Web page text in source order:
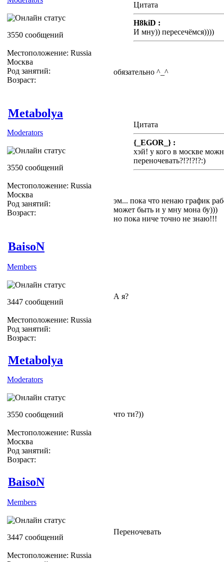
3550 сообщений
Местоположение: Russia
Москва
Род занятий:
Возраст:
Цитата
H8kiD :
И мну)) пересечёмся))))
обязательно ^_^
Metabolya
Moderators
3550 сообщений
Местоположение: Russia
Москва
Род занятий:
Возраст:
Цитата
{_EGOR_} :
хэй! у кого в москве
переночевать?!?!?!?:)
эм... пока что ненаю график
может быть и у мну мона бу)))
но пока ниче точно не знаю!!!
BaisoN
Members
3447 сообщений
Местоположение: Russia
Род занятий:
Возраст:
А я?
Metabolya
Moderators
3550 сообщений
Местоположение: Russia
Москва
Род занятий:
Возраст:
что ти?))
BaisoN
Members
3447 сообщений
Местоположение: Russia
Переночевать